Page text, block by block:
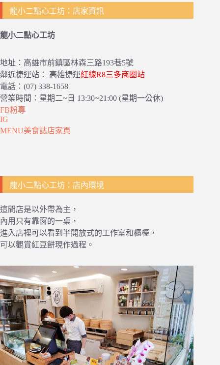
龍小二點心工坊：店家資訊
龍小二點心工坊
地址：高雄市前鎮區林森三路193巷5號
鄰近捷運站： 高雄捷運紅線R8三多商圈站
電話：(07) 338-1658
營業時間：星期二~日 13:30~21:00 (星期一公休)
FB粉專
IG
MENU美食誌店家頁
龍小二點心工坊：店內環境
這間店是以外帶為主，
內用只有靠窗的一桌，
進入店裡可以看到半開放式的工作室和櫃檯，
可以觀賞紅豆餅現作過程。